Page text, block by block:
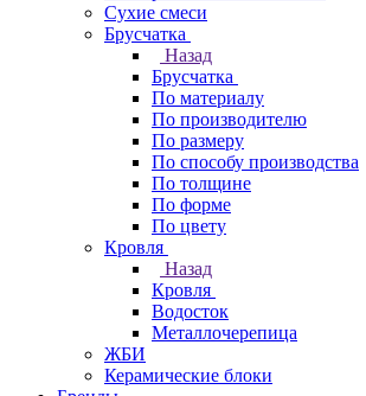
Сухие смеси
Брусчатка
Назад
Брусчатка
По материалу
По производителю
По размеру
По способу производства
По толщине
По форме
По цвету
Кровля
Назад
Кровля
Водосток
Металлочерепица
ЖБИ
Керамические блоки